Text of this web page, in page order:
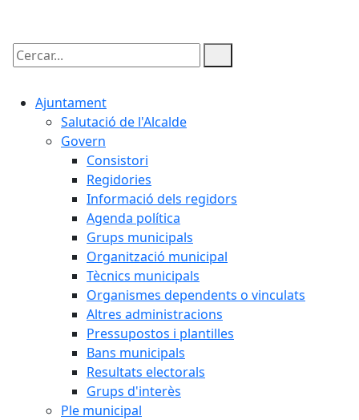
Cercar:
Ajuntament
Salutació de l'Alcalde
Govern
Consistori
Regidories
Informació dels regidors
Agenda política
Grups municipals
Organització municipal
Tècnics municipals
Organismes dependents o vinculats
Altres administracions
Pressupostos i plantilles
Bans municipals
Resultats electorals
Grups d'interès
Ple municipal